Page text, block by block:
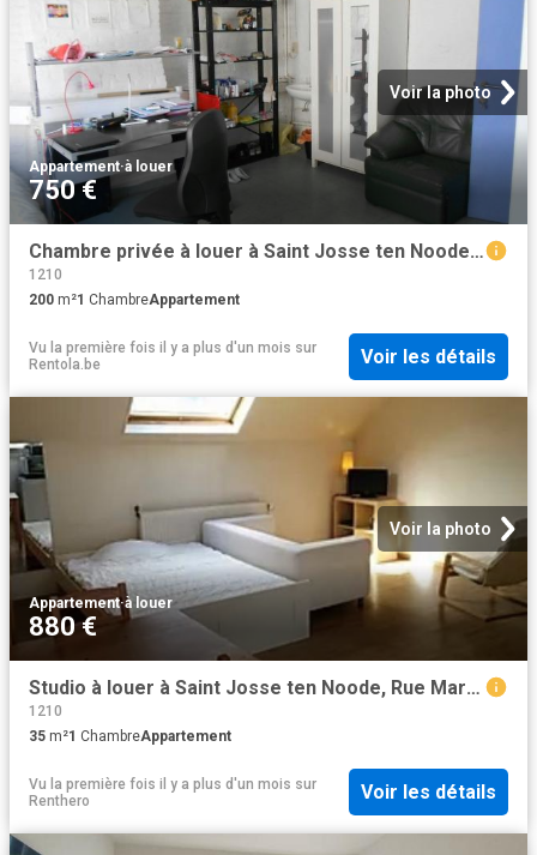
Voir la photo
Appartement·à louer
750 €
Chambre privée à louer à Saint Josse ten Noode, Rue du Moulin
1210
200 m²1 ChambreAppartement
Vu la première fois il y a plus d'un mois sur
Rentola.be
Voir les détails
Voir la photo
Appartement·à louer
880 €
Studio à louer à Saint Josse ten Noode, Rue Marie Thérèse
1210
35 m²1 ChambreAppartement
Vu la première fois il y a plus d'un mois sur
Renthero
Voir les détails